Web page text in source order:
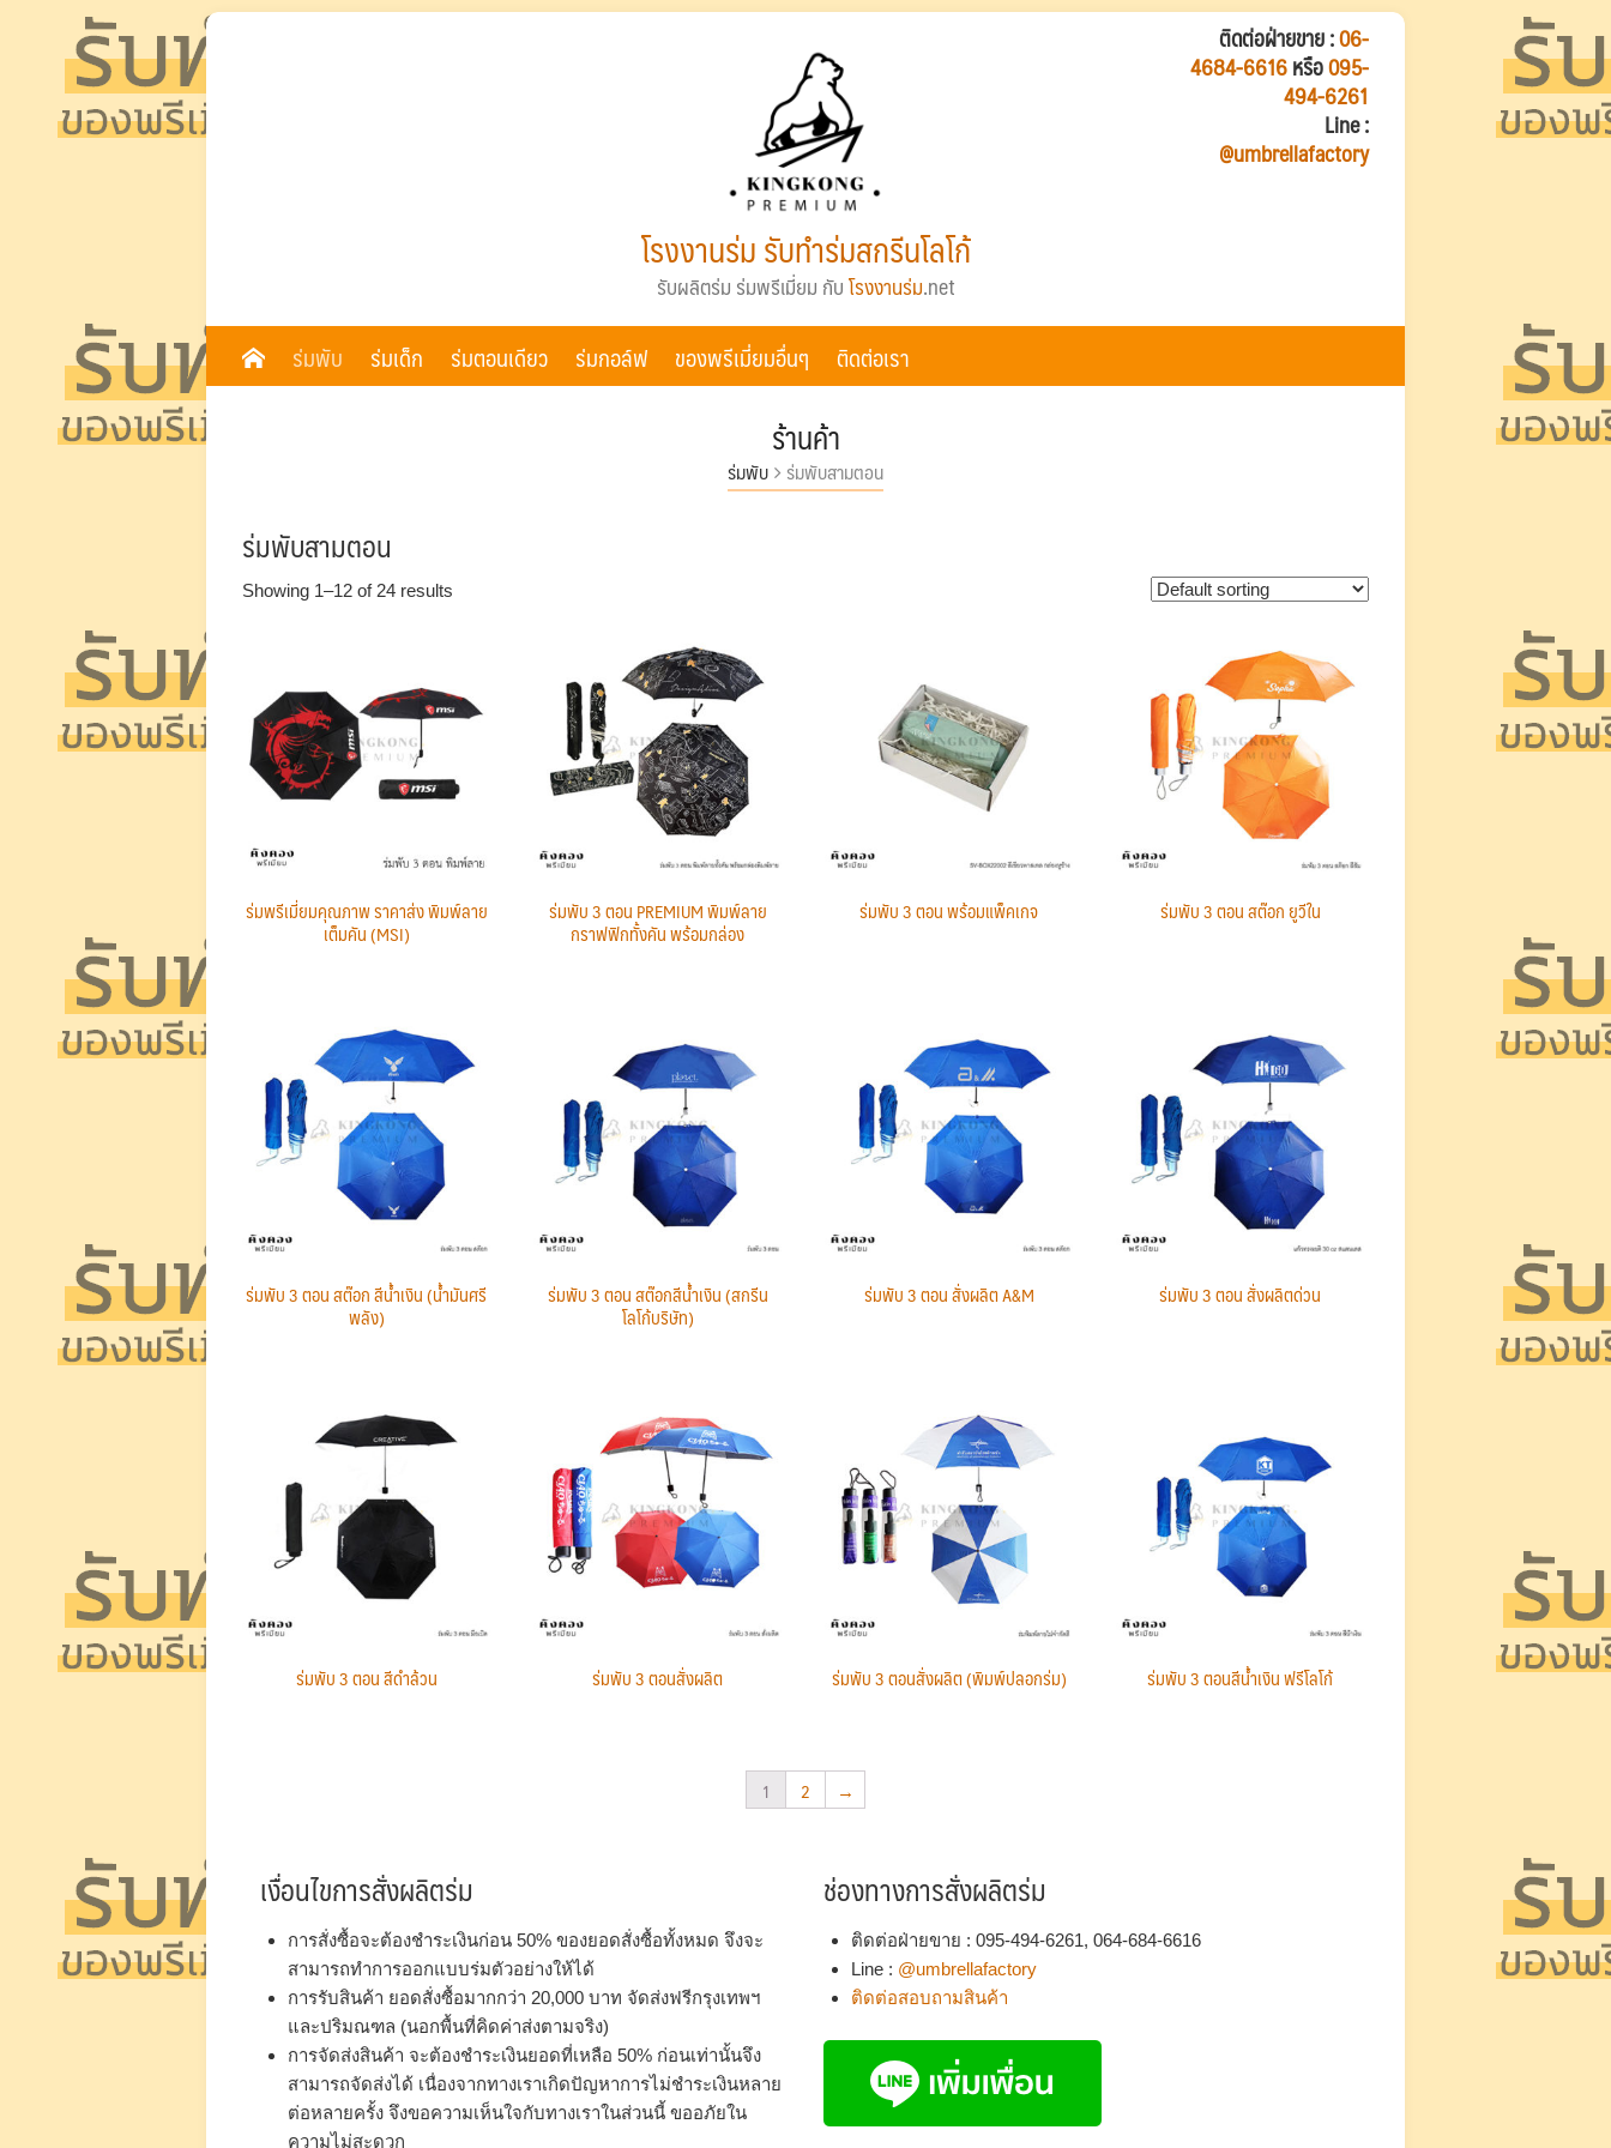
โรงงานร่ม รับทำร่มสกรีนโลโก้
รับผลิตร่ม ร่มพรีเมี่ยม กับโรงงานร่ม.net
ติดต่อฝ่ายขาย :06-
4684-6616หรือ095-
494-6261
Line :
@umbrellafactory
ร่มพับ ร่มเด็ก ร่มตอนเดียว ร่มกอล์ฟ ของพรีเมี่ยมอื่นๆ ติดต่อเรา
ร้านค้า
ร่มพับ ร่มพับสามตอน
ร่มพับสามตอน
Showing 1–12 of 24 results
ร่มพรีเมี่ยมคุณภาพ ราคาส่ง พิมพ์ลาย
เต็มคัน (MSI)
ร่มพับ 3 ตอน PREMIUM พิมพ์ลาย
กราฟฟิกทั้งคัน พร้อมกล่อง
ร่มพับ 3 ตอน พร้อมแพ็คเกจ ร่มพับ 3 ตอน สต๊อก ยูวีใน
ร่มพับ 3 ตอน สต๊อก สีน้ำเงิน (น้ำมันศรี
พลัง)
ร่มพับ 3 ตอน สต๊อกสีน้ำเงิน (สกรีน
โลโก้บริษัท)
ร่มพับ 3 ตอน สั่งผลิต A&M ร่มพับ 3 ตอน สั่งผลิตด่วน
ร่มพับ 3 ตอน สีดำล้วน ร่มพับ 3 ตอนสั่งผลิต ร่มพับ 3 ตอนสั่งผลิต (พิมพ์ปลอกร่ม) ร่มพับ 3 ตอนสีน้ำเงิน ฟรีโลโก้
1 2 →
เงื่อนไขการสั่งผลิตร่ม
การสั่งซื้อจะต้องชำระเงินก่อน 50% ของยอดสั่งซื้อทั้งหมด จึงจะ
สามารถทำการออกแบบร่มตัวอย่างให้ได้
การรับสินค้า ยอดสั่งซื้อมากกว่า 20,000 บาท จัดส่งฟรีกรุงเทพฯ
และปริมณฑล (นอกพื้นที่คิดค่าส่งตามจริง)
การจัดส่งสินค้า จะต้องชำระเงินยอดที่เหลือ 50% ก่อนเท่านั้นจึง
สามารถจัดส่งได้ เนื่องจากทางเราเกิดปัญหาการไม่ชำระเงินหลาย
ต่อหลายครั้ง จึงขอความเห็นใจกับทางเราในส่วนนี้ ขออภัยใน
ความไม่สะดวก
ช่องทางการสั่งผลิตร่ม
ติดต่อฝ่ายขาย : 095-494-6261, 064-684-6616
Line : @umbrellafactory
ติดต่อสอบถามสินค้า